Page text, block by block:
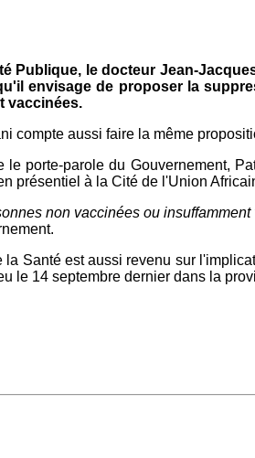
Publique, le docteur Jean-
envisage de proposer la
vaccinées.
compte aussi faire la même
le porte-parole du Gouvernement,
présentiel à la Cité de l'Union
non vaccinées ou
la Santé est aussi revenu sur
le 14 septembre dernier dans la